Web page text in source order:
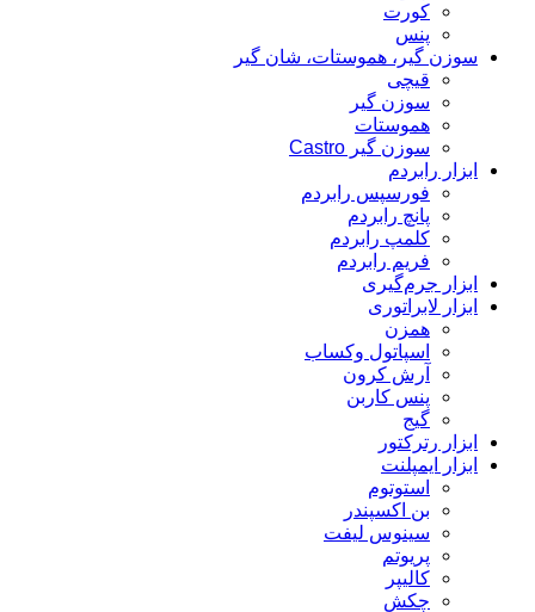
کورت
پنس
سوزن گیر، هموستات، شان گیر
قیچی
سوزن گیر
هموستات
سوزن گیر Castro
ابزار رابردم
فورسپس رابردم
پانچ رابردم
کلمپ رابردم
فریم رابردم
ابزار جرم‌گیری
ابزار لابراتوری
همزن
اسپاتول وکساب
آرش کرون
پنس کاربن
گیج
ابزار رترکتور
ابزار ایمپلنت
استوتوم
بن اکسپندر
سینوس لیفت
پریوتم
کالیپر
چکش